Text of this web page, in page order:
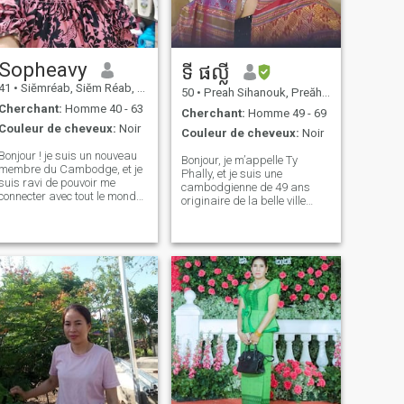
facilement jalouse
je respecte mon
je ne dois jamais
ou humilier en
public) mais il y a 3 choses
que je suis fier de moi: je ne
pas, je donne de mon
mieux, et quand je te choisis,
ce n'est que toi ! Une fois que
je m'ouvre, cela signifie que
temps de qualité et amour, je
peux me nourrir.
sincère. Je ne fume pas et je
ne bois pas.
Sopheavy
• Siĕmréab, Siĕm Réab, Cambodge
Cherchant: Homme 40 - 63
Couleur de cheveux: Noir
Bonjour ! je suis un nouveau
membre du Cambodge, et je
ravi de pouvoir me
avec tout le monde
toujours les autres
respect. J'aime
la joie et le rire
où je vais, que ce soit
le biais Conversations
humour, ou
partager des
sourires.par nature, je
de rendre ceux qui
heureux et à
\\ n \
nProfessionellement, je dirige
ទី ផល្លី
50 • Preah Sihanouk, Preăh Seihânŭ, Cambodge
Cherchant: Homme 49 - 69
Couleur de cheveux: Noir
Bonjour, je m’appelle Ty
Phally, et je suis une
cambodgienne de 49 ans
originaire de la belle ville
et fière mère de trois enfants
merveilleux — deux filles et un
fils, mon aîné Enfant est
maintenant marié et m'a
donné la joie de devenir
grand-mère. \ N \ ni travaille
actuellement comme école
primaire Enseignante et
agent d'assurance-vie à
temps partiel, je trouve une
grande signification à guider
les autres et à les aider à